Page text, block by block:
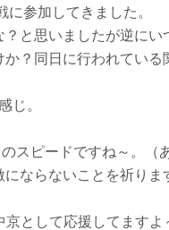
参加してきました。
と思いましたが逆にい
？同日に行われている
じ。
スピードですね～。（
ならないことを祈りま
として応援してますよ